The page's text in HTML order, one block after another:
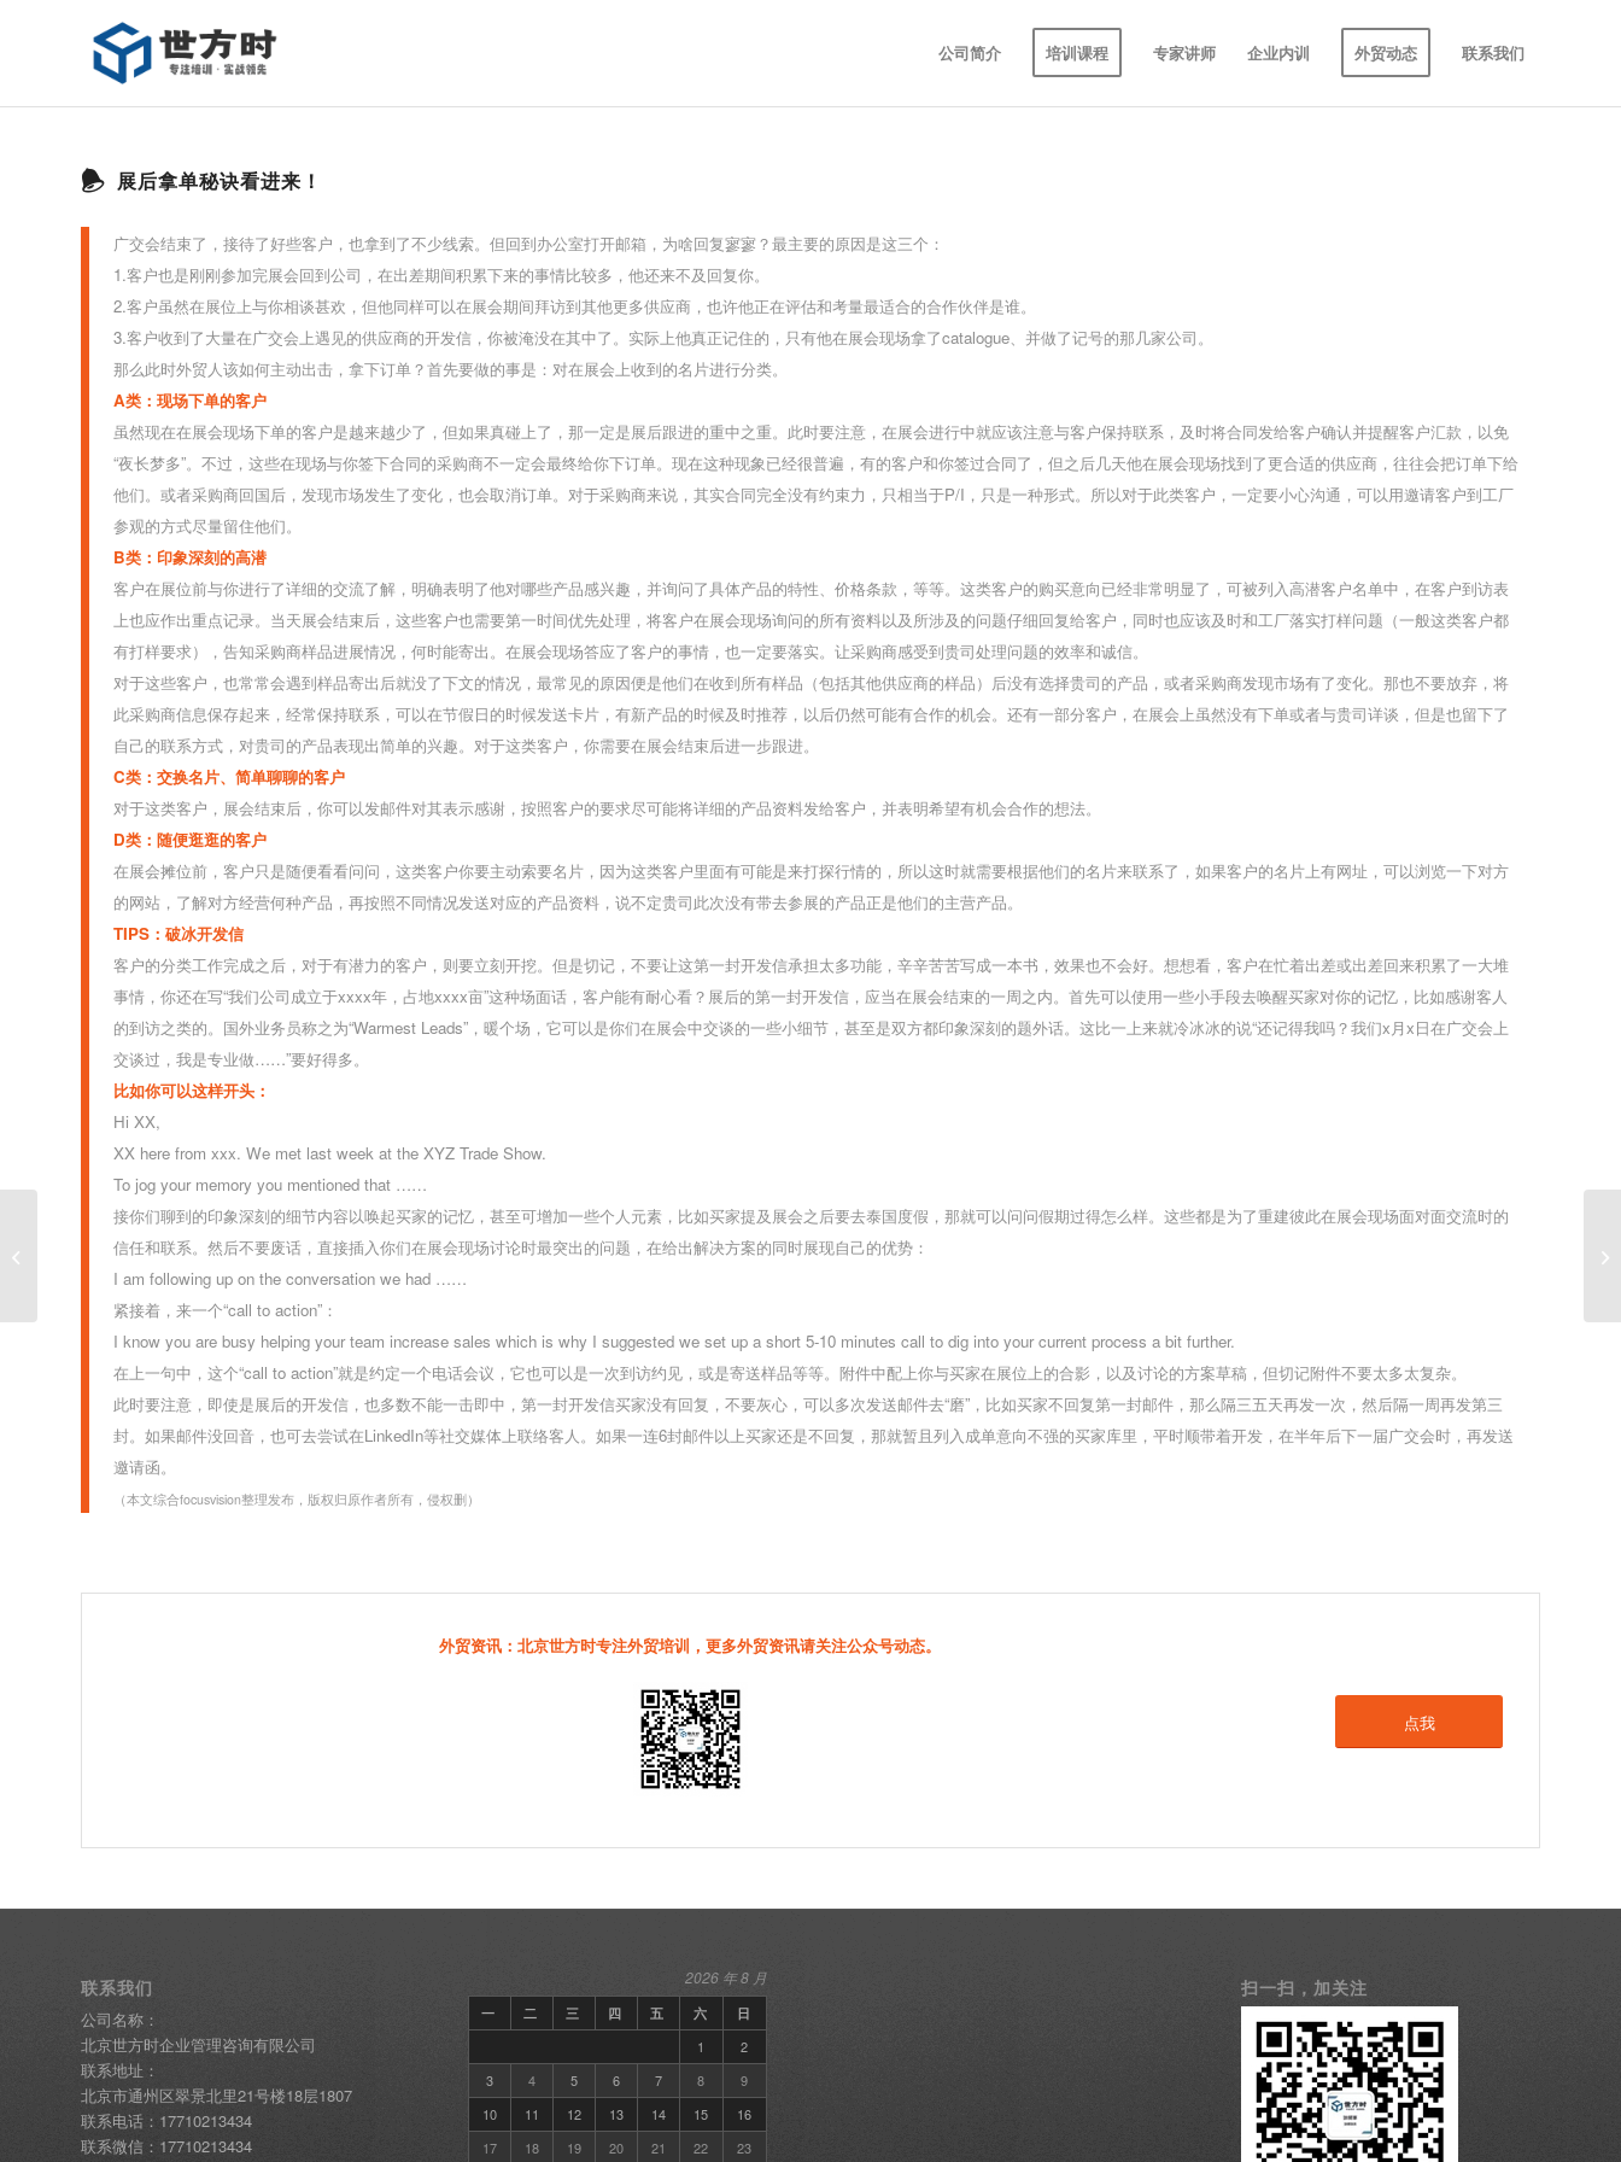
公司简介 培训课程 专家讲师 企业内训 外贸动态 联系我们
展后拿单秘诀看进来！
广交会结束了，接待了好些客户，也拿到了不少线索。但回到办公室打开邮箱，为啥回复寥寥？最主要的原因是这三个：
1.客户也是刚刚参加完展会回到公司，在出差期间积累下来的事情比较多，他还来不及回复你。
2.客户虽然在展位上与你相谈甚欢，但他同样可以在展会期间拜访到其他更多供应商，也许他正在评估和考量最适合的合作伙伴是谁。
3.客户收到了大量在广交会上遇见的供应商的开发信，你被淹没在其中了。实际上他真正记住的，只有他在展会现场拿了catalogue、并做了记号的那几家公司。
那么此时外贸人该如何主动出击，拿下订单？首先要做的事是：对在展会上收到的名片进行分类。
A类：现场下单的客户
虽然现在在展会现场下单的客户是越来越少了，但如果真碰上了，那一定是展后跟进的重中之重。此时要注意，在展会进行中就应该注意与客户保持联系，及时将合同发给客户确认并提醒客户汇款，以免
“夜长梦多”。 不过，这些在现场与你签下合同的采购商不一定会最终给你下订单。现在这种现象已经很普遍，有的客户和你签过合同了，但之后几天他在展会现场找到了更合适的供应商，往往会把订单下给
他们。或者采购商回国后，发现市场发生了变化，也会取消订单。 对于采购商来说，其实合同完全没有约束力，只相当于P/I，只是一种形式。所以对于此类客户，一定要小心沟通，可以用邀请客户到工厂
参观的方式尽量留住他们。
B类：印象深刻的高潜
客户在展位前与你进行了详细的交流了解，明确表明了他对哪些产品感兴趣，并询问了具体产品的特性、价格条款，等等。这类客户的购买意向已经非常明显了，可被列入高潜客户名单中，在客户到访表
上也应作出重点记录。 当天展会结束后，这些客户也需要第一时间优先处理，将客户在展会现场询问的所有资料以及所涉及的问题仔细回复给客户，同时也应该及时和工厂落实打样问题（一般这类客户都
有打样要求），告知采购商样品进展情况，何时能寄出。在展会现场答应了客户的事情，也一定要落实。让采购商感受到贵司处理问题的效率和诚信。
对于这些客户，也常常会遇到样品寄出后就没了下文的情况，最常见的原因便是他们在收到所有样品（包括其他供应商的样品）后没有选择贵司的产品，或者采购商发现市场有了变化。 那也不要放弃，将
此采购商信息保存起来，经常保持联系，可以在节假日的时候发送卡片，有新产品的时候及时推荐，以后仍然可能有合作的机会。 还有一部分客户，在展会上虽然没有下单或者与贵司详谈，但是也留下了
自己的联系方式，对贵司的产品表现出简单的兴趣。对于这类客户，你需要在展会结束后进一步跟进。
C类：交换名片、简单聊聊的客户
对于这类客户，展会结束后，你可以发邮件对其表示感谢，按照客户的要求尽可能将详细的产品资料发给客户，并表明希望有机会合作的想法。
D类：随便逛逛的客户
在展会摊位前，客户只是随便看看问问，这类客户你要主动索要名片，因为这类客户里面有可能是来打探行情的，所以这时就需要根据他们的名片来联系了，如果客户的名片上有网址，可以浏览一下对方
的网站，了解对方经营何种产品，再按照不同情况发送对应的产品资料，说不定贵司此次没有带去参展的产品正是他们的主营产品。
TIPS：破冰开发信
客户的分类工作完成之后，对于有潜力的客户，则要立刻开挖。 但是切记，不要让这第一封开发信承担太多功能，辛辛苦苦写成一本书，效果也不会好。想想看，客户在忙着出差或出差回来积累了一大堆
事情，你还在写“我们公司成立于xxxx年，占地xxxx亩”这种场面话，客户能有耐心看？ 展后的第一封开发信，应当在展会结束的一周之内。首先可以使用一些小手段去唤醒买家对你的记忆，比如感谢客人
的到访之类的。国外业务员称之为“Warmest Leads”，暖个场，它可以是你们在展会中交谈的一些小细节，甚至是双方都印象深刻的题外话。这比一上来就冷冰冰的说“还记得我吗？我们x月x日在广交会上
交谈过，我是专业做……”要好得多。
比如你可以这样开头：
Hi XX,
XX here from xxx. We met last week at the XYZ Trade Show.
To jog your memory you mentioned that ……
接你们聊到的印象深刻的细节内容以唤起买家的记忆，甚至可增加一些个人元素，比如买家提及展会之后要去泰国度假，那就可以问问假期过得怎么样。这些都是为了重建彼此在展会现场面对面交流时的
信任和联系。 然后不要废话，直接插入你们在展会现场讨论时最突出的问题，在给出解决方案的同时展现自己的优势：
I am following up on the conversation we had ……
紧接着，来一个“call to action”：
I know you are busy helping your team increase sales which is why I suggested we set up a short 5-10 minutes call to dig into your current process a bit further.
在上一句中，这个“call to action”就是约定一个电话会议，它也可以是一次到访约见，或是寄送样品等等。 附件中配上你与买家在展位上的合影，以及讨论的方案草稿，但切记附件不要太多太复杂。
此时要注意，即使是展后的开发信，也多数不能一击即中，第一封开发信买家没有回复，不要灰心，可以多次发送邮件去“磨”，比如买家不回复第一封邮件，那么隔三五天再发一次，然后隔一周再发第三
封。如果邮件没回音，也可去尝试在LinkedIn等社交媒体上联络客人。 如果一连6封邮件以上买家还是不回复，那就暂且列入成单意向不强的买家库里，平时顺带着开发，在半年后下一届广交会时，再发送
邀请函。
（本文综合focusvision整理发布，版权归原作者所有，侵权删）
外贸资讯：北京世方时专注外贸培训，更多外贸资讯请关注公众号动态。
点我
联系我们
公司名称：
北京世方时企业管理咨询有限公司
联系地址：
北京市通州区翠景北里21号楼18层1807
联系电话：17710213434
联系微信：17710213434
2026 年 8 月
一 二 三 四 五 六 日
1
2
3
4 5 6 7 8
9
10
11 12 13 14 15
16
17
18 19 20 21 22 23
扫一扫，加关注
运价8连跌！欧美航线继续下滑，美东